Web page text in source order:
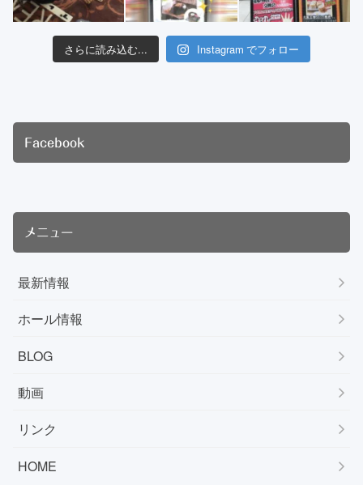
さらに読み込む... Instagram でフォロー
Facebook
メニュー
最新情報
ホール情報
BLOG
動画
リンク
HOME